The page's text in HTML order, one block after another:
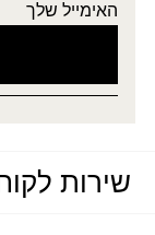
האימייל שלך
שירות